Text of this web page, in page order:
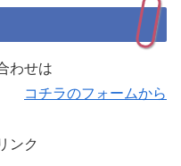
わせは
コチラのフォームから
ンク